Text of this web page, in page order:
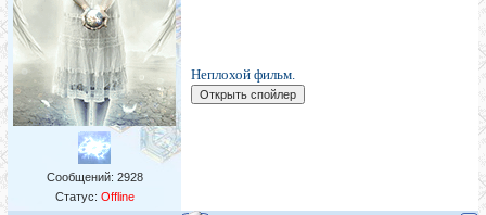
Сообщений: 2928
Статус: Offline
Неплохой фильм.